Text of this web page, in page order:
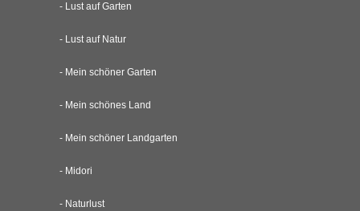
- Lust auf Garten
- Lust auf Natur
- Mein schöner Garten
- Mein schönes Land
- Mein schöner Landgarten
- Midori
- Naturlust